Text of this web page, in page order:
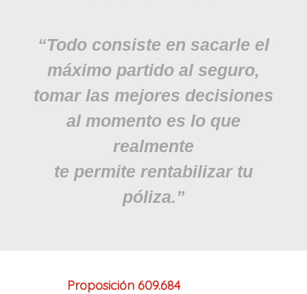
“Todo consiste en sacarle el
máximo partido al seguro,
tomar las mejores decisiones
al momento es lo que
realmente
te permite rentabilizar tu
póliza.”
Proposición 609.684